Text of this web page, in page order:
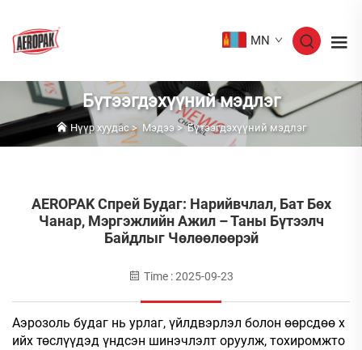
MN
Бүтээгдэхүүний мэдлэг
Нүүр хуудас> Мэдээ>Бүтээгдэхүүний мэдлэг
AEROPAK Спрей Будаг: Нарийвчлал, Бат Бөх
Чанар, Мэргэжлийн Ажил – Таны Бүтээлч
Байдлыг Чөлөөлөөрэй
Time : 2025-09-23
Аэрозоль будаг нь урлаг, үйлдвэрлэл болон өөрсдөө х
ийх төслүүдэд үндсэн шинэчлэлт оруулж, тохиромжто